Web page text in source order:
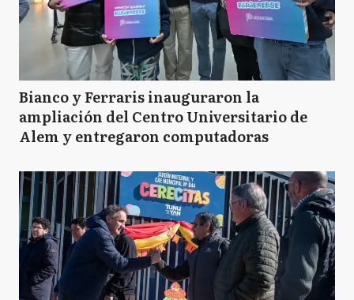
Bianco y Ferraris inauguraron la
ampliación del Centro Universitario de
Alem y entregaron computadoras